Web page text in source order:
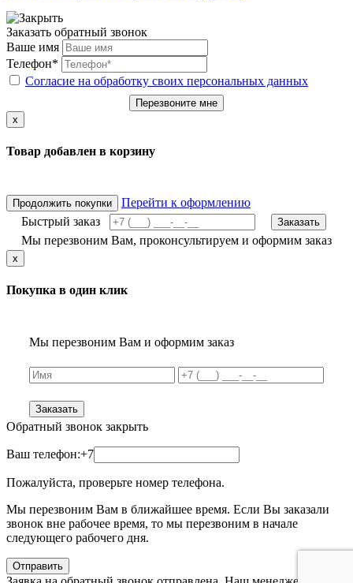
Заказать обратный звонок
Ваше имя
Телефон*
Согласие на обработку своих персональных данных
Перезвоните мне
x
Товар добавлен в корзину
Продолжить покупки
Перейти к оформлению
Быстрый заказ
Заказать
Мы перезвоним Вам, проконсультируем и оформим заказ
x
Покупка в один клик
Мы перезвоним Вам и оформим заказ
Заказать
Обратный звонок закрыть
Ваш телефон:+7
Пожалуйста, проверьте номер телефона.
Мы перезвоним Вам в ближайшее время. Если Вы заказали
звонок вне рабочее время, то мы перезвоним в начале
следующего рабочего дня.
Отправить